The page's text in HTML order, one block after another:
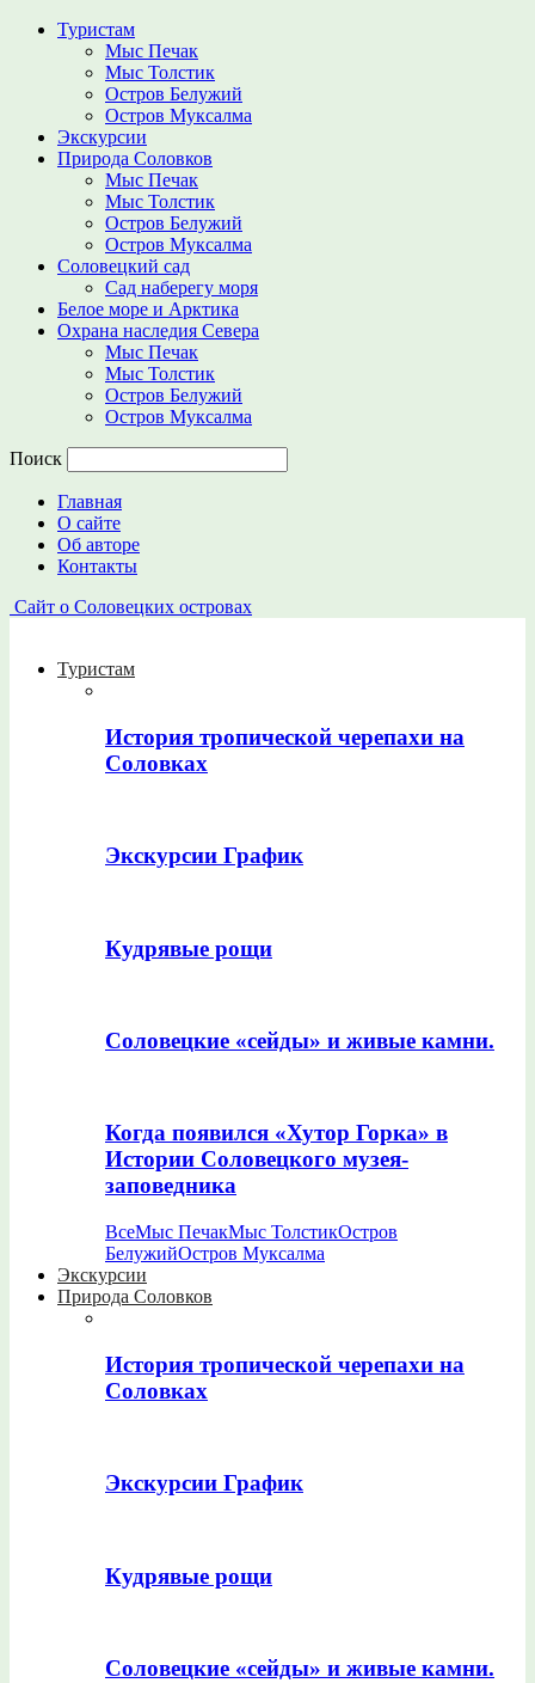
Туристам
Мыс Печак
Мыс Толстик
Остров Белужий
Остров Муксалма
Экскурсии
Природа Соловков
Мыс Печак
Мыс Толстик
Остров Белужий
Остров Муксалма
Соловецкий сад
Сад наберегу моря
Белое море и Арктика
Охрана наследия Севера
Мыс Печак
Мыс Толстик
Остров Белужий
Остров Муксалма
Поиск
Главная
О сайте
Об авторе
Контакты
Сайт о Соловецких островах
Туристам
История тропической черепахи на
Соловках
Экскурсии График
Кудрявые рощи
Соловецкие «сейды» и живые камни.
Когда появился «Хутор Горка» в
Истории Соловецкого музея-
заповедника
ВсеМыс ПечакМыс ТолстикОстров
БелужийОстров Муксалма
Экскурсии
Природа Соловков
История тропической черепахи на
Соловках
Экскурсии График
Кудрявые рощи
Соловецкие «сейды» и живые камни.